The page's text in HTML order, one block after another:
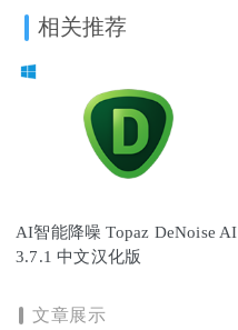
相关推荐
AI智能降噪 Topaz DeNoise AI
3.7.1 中文汉化版
文章展示